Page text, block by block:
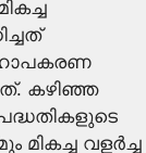
കഴിഞ്ഞ
വളർച്ച